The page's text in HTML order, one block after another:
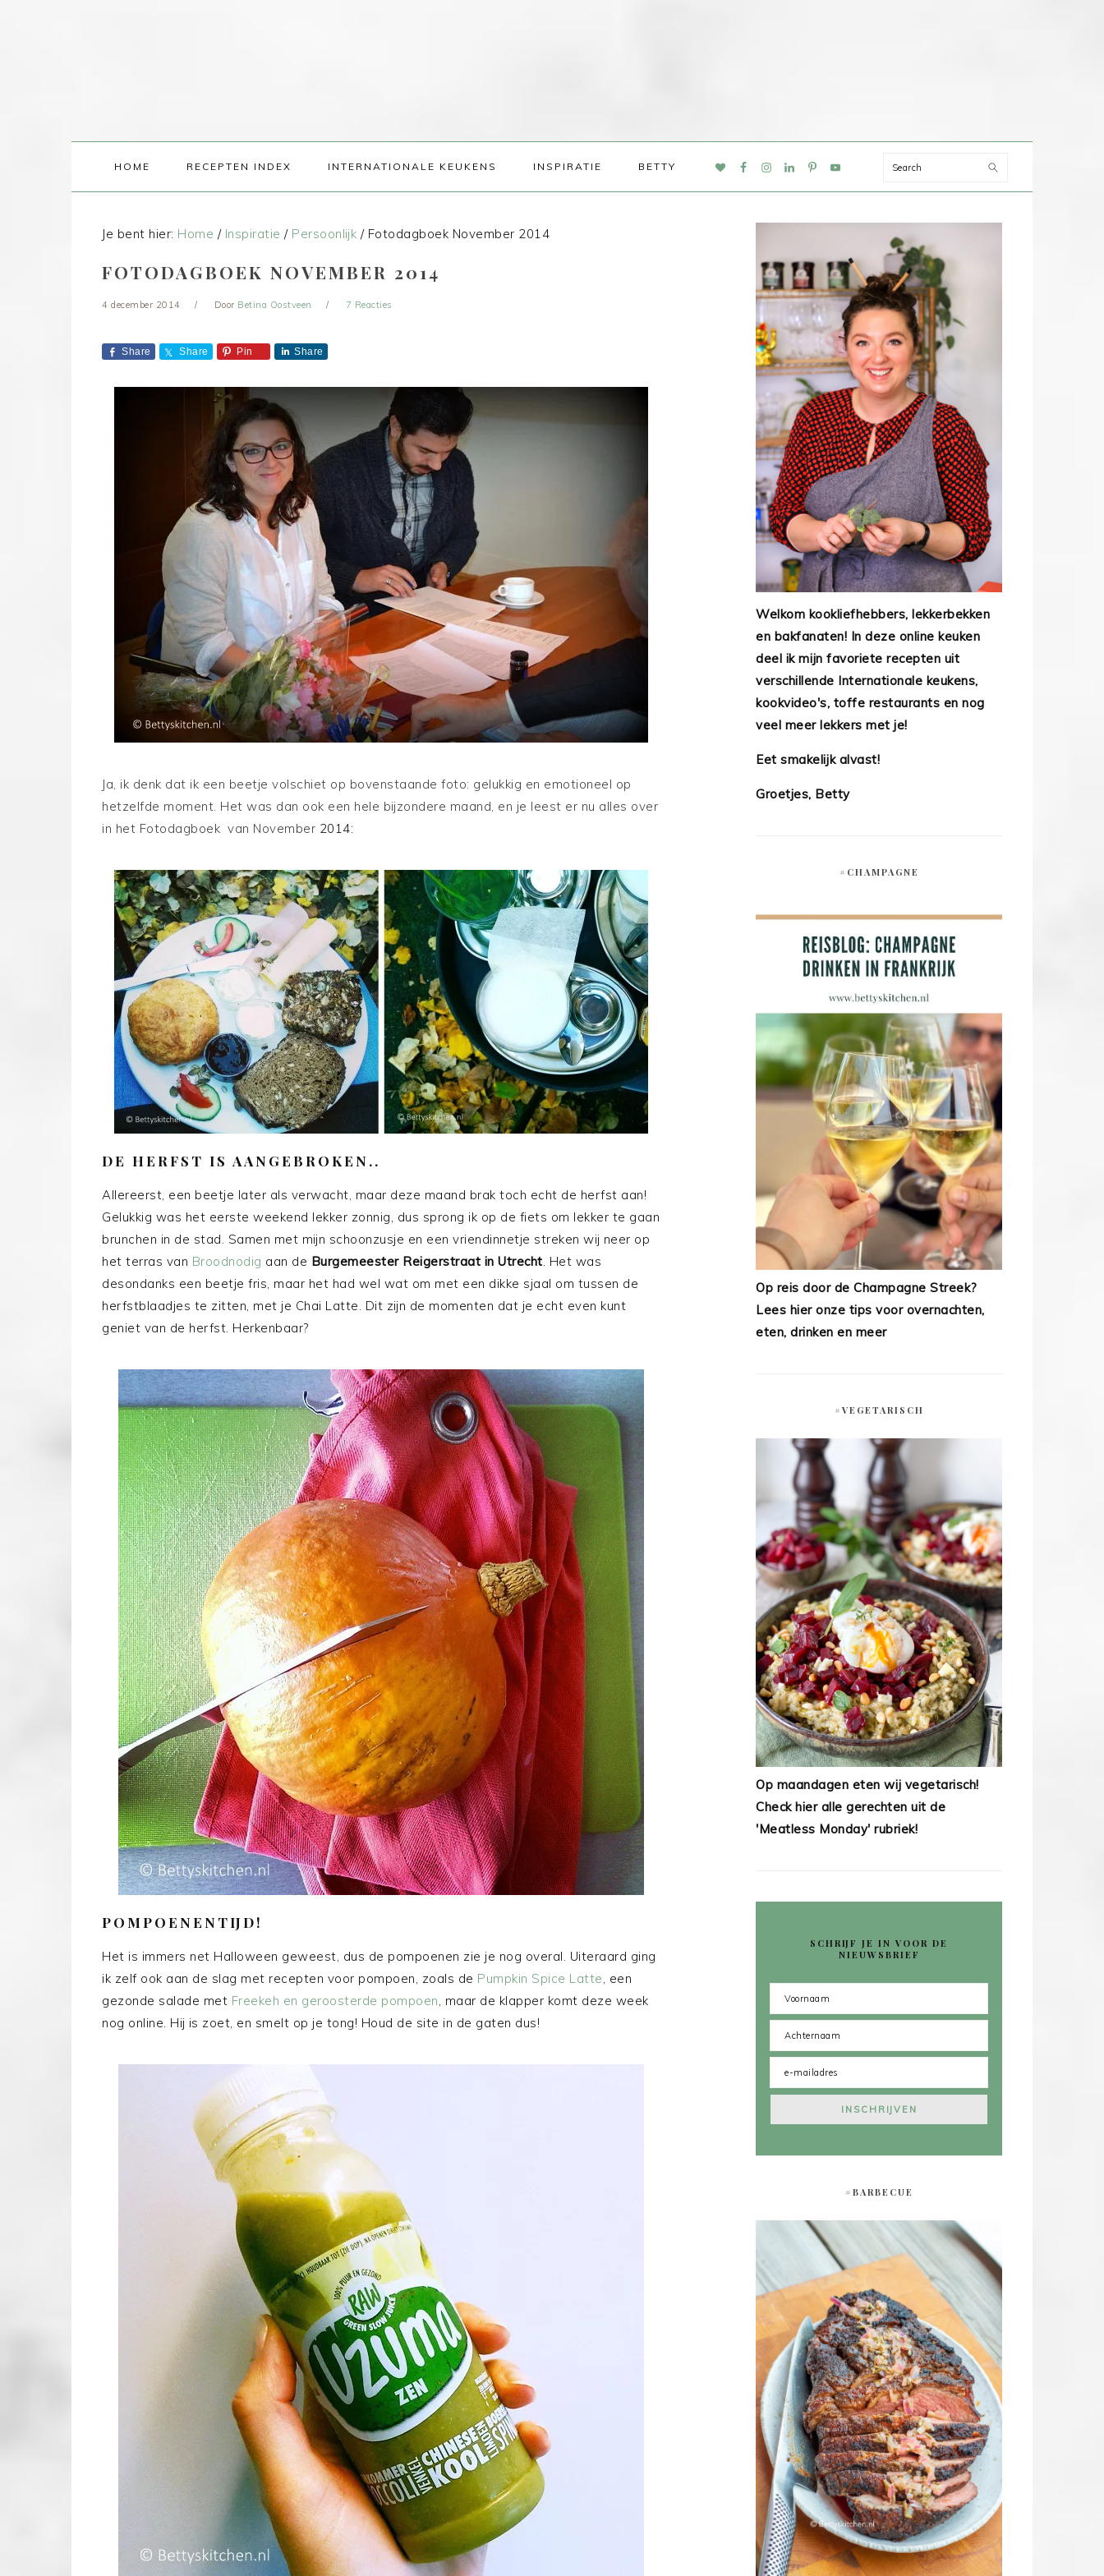
HOME RECEPTEN INDEX INTERNATIONALE KEUKENS INSPIRATIE BETTY
NAV
Search
Je bent hier: Home / Inspiratie / Persoonlijk /Fotodagboek November 2014
FOTODAGBOEK NOVEMBER 2014
4 december 2014 Door Betina Oostveen 7 Reacties
Share Share Pin Share
Ja, ik denk dat ik een beetje volschiet op bovenstaande foto: gelukkig en emotioneel op
hetzelfde moment. Het was dan ook een hele bijzondere maand, en je leest er nu alles over
in het Fotodagboek van November 2014:
DE HERFST IS AANGEBROKEN..
Allereerst, een beetje later als verwacht, maar deze maand brak toch echt de herfst aan!
Gelukkig was het eerste weekend lekker zonnig, dus sprong ik op de fiets om lekker te gaan
brunchen in de stad. Samen met mijn schoonzusje en een vriendinnetje streken wij neer op
het terras van Broodnodig aan de Burgemeester Reigerstraat in Utrecht. Het was
desondanks een beetje fris, maar het had wel wat om met een dikke sjaal om tussen de
herfstblaadjes te zitten, met je Chai Latte. Dit zijn de momenten dat je echt even kunt
geniet van de herfst. Herkenbaar?
POMPOENENTIJD!
Het is immers net Halloween geweest, dus de pompoenen zie je nog overal. Uiteraard ging
ik zelf ook aan de slag met recepten voor pompoen, zoals de Pumpkin Spice Latte, een
gezonde salade met Freekeh en geroosterde pompoen, maar de klapper komt deze week
nog online. Hij is zoet, en smelt op je tong! Houd de site in de gaten dus!
Welkom kookliefhebbers, lekkerbekken
en bakfanaten! In deze online keuken
deel ik mijn favoriete recepten uit
verschillende Internationale keukens,
kookvideo's, toffe restaurants en nog
veel meer lekkers met je!
Eet smakelijk alvast!
Groetjes, Betty
#CHAMPAGNE
Op reis door de Champagne Streek?
Lees hier onze tips voor overnachten,
eten, drinken en meer
#VEGETARISCH
Op maandagen eten wij vegetarisch!
Check hier alle gerechten uit de
'Meatless Monday' rubriek!
SCHRIJF JE IN VOOR DE
NIEUWSBRIEF
#BARBECUE